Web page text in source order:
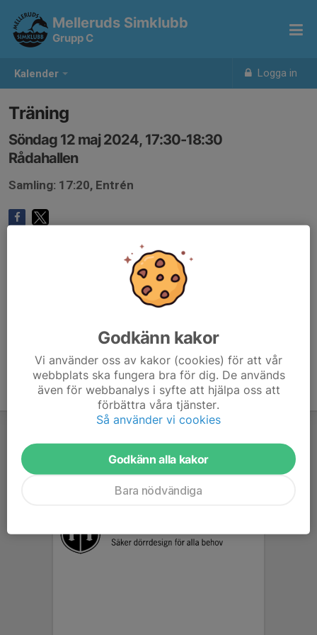
Kalender Logga in
Melleruds Simklubb
Grupp C
Träning
Söndag 12 maj 2024, 17:30-18:30
Rådahallen
Samling: 17:20, Entrén
Godkänn kakor
Vi använder oss av kakor (cookies) för att vår
webbplats ska fungera bra för dig. De används
även för webbanalys i syfte att hjälpa oss att
förbättra våra tjänster.
Så använder vi cookies
Godkänn alla kakor
Bara nödvändiga